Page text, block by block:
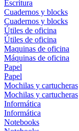
Escritura
Cuadernos y blocks
Cuadernos y blocks
Útiles de oficina
Útiles de oficina
Maquinas de oficina
Máquinas de oficina
Papel
Papel
Mochilas y cartucheras
Mochilas y cartucheras
Informática
Informática
Notebooks